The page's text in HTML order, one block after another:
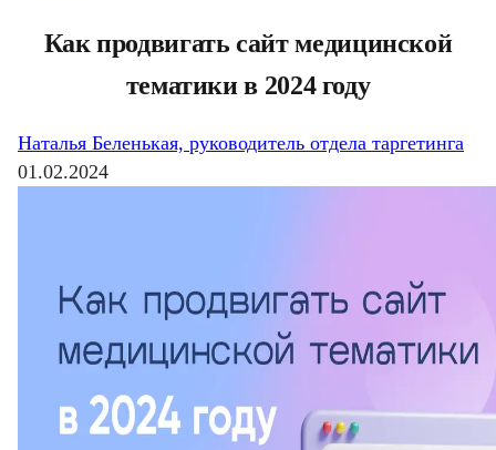
Как продвигать сайт медицинской
тематики в 2024 году
Наталья Беленькая, руководитель отдела таргетинга
01.02.2024